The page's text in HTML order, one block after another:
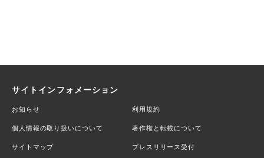
サイトインフォメーション
お知らせ 利用規約
個人情報の取り扱いについて 著作権と転載について
サイトマップ プレスリリース受付